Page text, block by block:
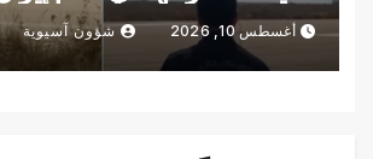
أغسطس 10, 2026 شؤون آسيوية